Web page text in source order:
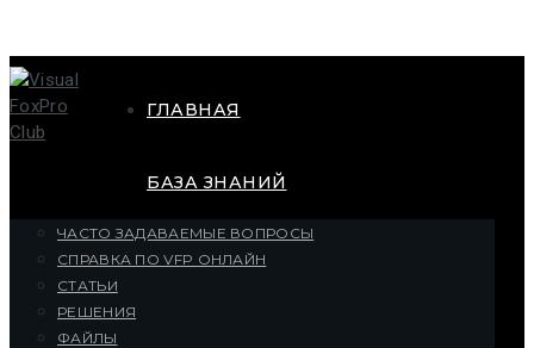
ГЛАВНАЯ
БАЗА ЗНАНИЙ
ЧАСТО ЗАДАВАЕМЫЕ ВОПРОСЫ
СПРАВКА ПО VFP ОНЛАЙН
СТАТЬИ
РЕШЕНИЯ
ФАЙЛЫ